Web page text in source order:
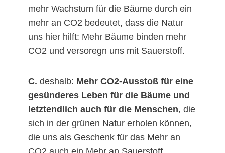
mehr Wachstum für die Bäume durch ein
mehr an CO2 bedeutet, dass die Natur
uns hier hilft: Mehr Bäume binden mehr
CO2 und versoregn uns mit Sauerstoff.
C. deshalb: Mehr CO2-Ausstoß für eine
gesünderes Leben für die Bäume und
letztendlich auch für die Menschen, die
sich in der grünen Natur erholen können,
die uns als Geschenk für das Mehr an